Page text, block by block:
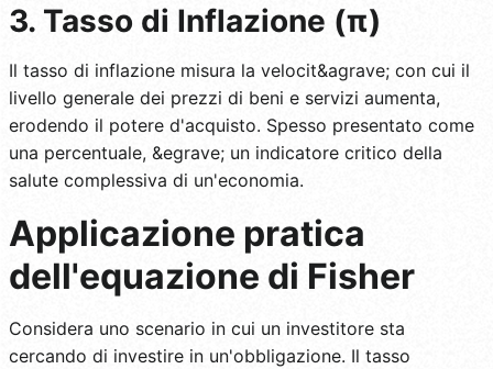
3. Tasso di Inflazione (π)
Il tasso di inflazione misura la velocit&agrave; con cui il
livello generale dei prezzi di beni e servizi aumenta,
erodendo il potere d'acquisto. Spesso presentato come
una percentuale, &egrave; un indicatore critico della
salute complessiva di un'economia.
Applicazione pratica
dell'equazione di Fisher
Considera uno scenario in cui un investitore sta
cercando di investire in un'obbligazione. Il tasso